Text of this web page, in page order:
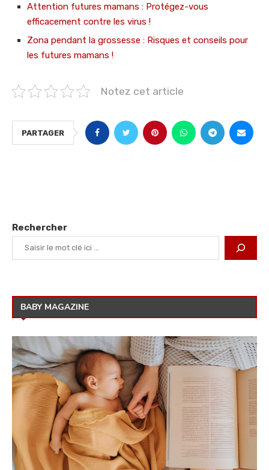
Attention futures mamans : Protégez-vous
efficacement contre les virus !
Zona pendant la grossesse : Risques et conseils pour
les futures mamans !
Notez cet article
PARTAGER
Rechercher
BABY MAGAZINE